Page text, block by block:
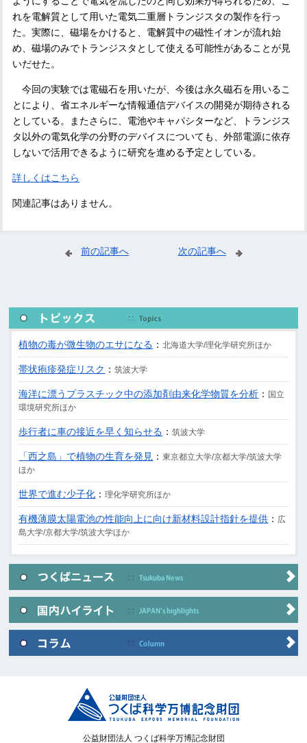
れを電解質として用いた電気二重層トランジスタの製作を行っ
た。実際に、磁場をかけると、電解質中の磁性イオンが流れ始
め、磁場のみでトランジスタとして使える可能性があることが見
いだせた。
今回の実験では電磁石を用いたが、今後は永久磁石を用いるこ
とにより、省エネルギーな情報通信デバイスの開発が期待される
としている。またさらに、電池やキャパシターなど、トランジス
タ以外の電気化学の分野のデバイスについても、外部電源に依存
しないで活用できるように研究を進める予定としている。
詳しくはこちら
関連記事はありません。
前の記事へ 次の記事へ
植物の毒が微生物のエサになる ：北海道大学/理化学研究所ほか
帯状疱疹発症リスク ：筑波大学
海洋に漂うプラスチック中の添加剤由来化学物質を分析 ： 国立
環境研究所ほか
歩行者に車の接近を早く知らせる ：筑波大学
「西之島」で植物の生育を発見 ：東京都立大学/京都大学/筑波大学
ほか
世界で進む少子化 ：理化学研究所ほか
有機薄膜太陽電池の性能向上に向け新材料設計指針を提供 ： 広
島大学/京都大学/筑波大学ほか
公益財団法人 つくば科学万博記念財団